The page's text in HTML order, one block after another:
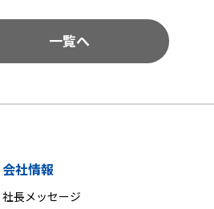
一覧へ
会社情報
社長メッセージ